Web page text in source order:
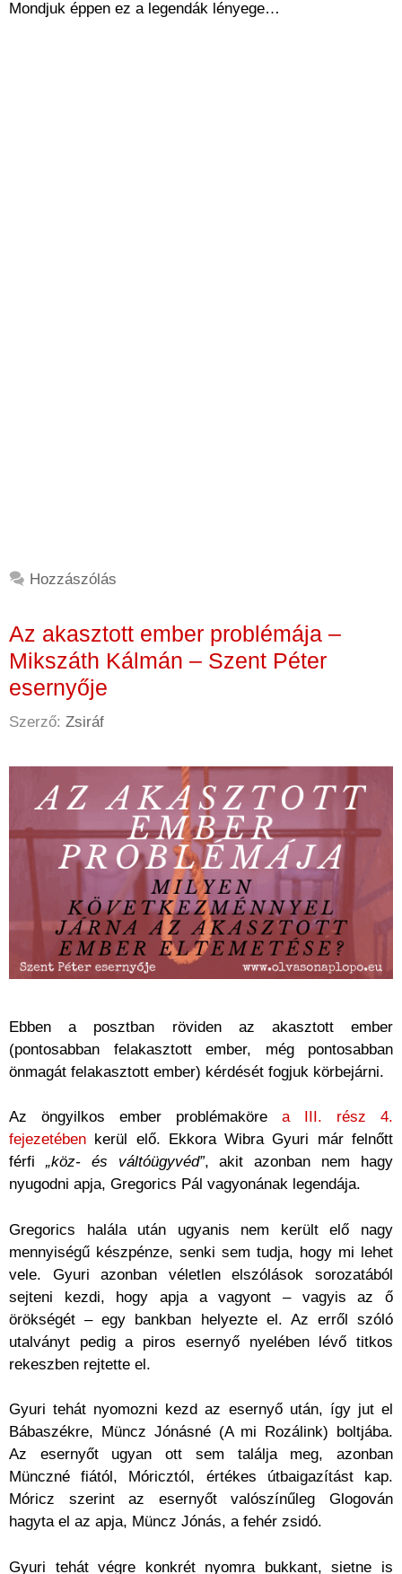
Mondjuk éppen ez a legendák lényege…
Hozzászólás
Az akasztott ember problémája –
Mikszáth Kálmán – Szent Péter
esernyője
Szerző: Zsiráf
Ebben a posztban röviden az akasztott ember
(pontosabban felakasztott ember, még pontosabban
önmagát felakasztott ember) kérdését fogjuk körbejárni.
Az öngyilkos ember problémaköre a III. rész 4.
fejezetében kerül elő. Ekkora Wibra Gyuri már felnőtt
férfi „köz- és váltóügyvéd”, akit azonban nem hagy
nyugodni apja, Gregorics Pál vagyonának legendája.
Gregorics halála után ugyanis nem került elő nagy
mennyiségű készpénze, senki sem tudja, hogy mi lehet
vele. Gyuri azonban véletlen elszólások sorozatából
sejteni kezdi, hogy apja a vagyont – vagyis az ő
örökségét – egy bankban helyezte el. Az erről szóló
utalványt pedig a piros esernyő nyelében lévő titkos
rekeszben rejtette el.
Gyuri tehát nyomozni kezd az esernyő után, így jut el
Bábaszékre, Müncz Jónásné (A mi Rozálink) boltjába.
Az esernyőt ugyan ott sem találja meg, azonban
Münczné fiától, Móricztól, értékes útbaigazítást kap.
Móricz szerint az esernyőt valószínűleg Glogován
hagyta el az apja, Müncz Jónás, a fehér zsidó.
Gyuri tehát végre konkrét nyomra bukkant, sietne is